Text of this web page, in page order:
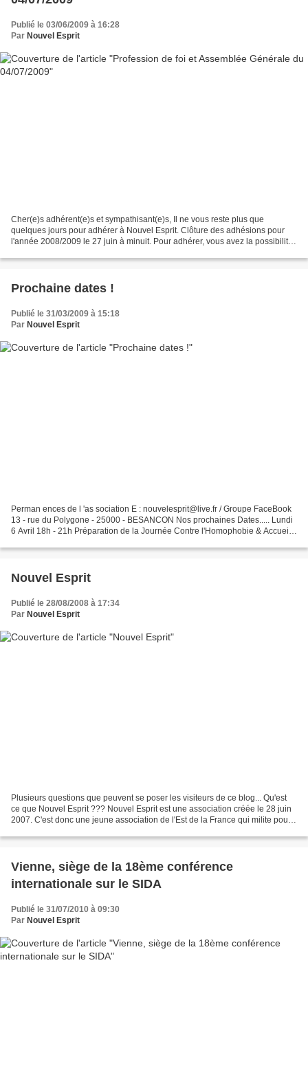
Publié le 03/06/2009 à 16:28
Par Nouvel Esprit
Cher(e)s adhérent(e)s et sympathisant(e)s, Il ne vous reste plus que
quelques jours pour adhérer à Nouvel Esprit. Clôture des adhésions pour
l'année 2008/2009 le 27 juin à minuit. Pour adhérer, vous avez la possibilité
Prochaine dates !
Publié le 31/03/2009 à 15:18
Par Nouvel Esprit
Perman ences de l 'as sociation E : nouvelesprit@live.fr / Groupe FaceBook
13 - rue du Polygone - 25000 - BESANCON Nos prochaines Dates..... Lundi
6 Avril 18h - 21h Préparation de la Journée Contre l'Homophobie & Accueil
Nouvel Esprit
Publié le 28/08/2008 à 17:34
Par Nouvel Esprit
Plusieurs questions que peuvent se poser les visiteurs de ce blog... Qu'est
ce que Nouvel Esprit ??? Nouvel Esprit est une association créée le 28 juin
2007. C'est donc une jeune association de l'Est de la France qui milite pour
Vienne, siège de la 18ème conférence
internationale sur le SIDA
Publié le 31/07/2010 à 09:30
Par Nouvel Esprit